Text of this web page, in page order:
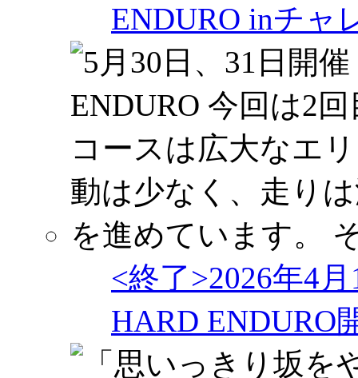
ENDURO inチャ
<終了>2026年4
HARD ENDURO